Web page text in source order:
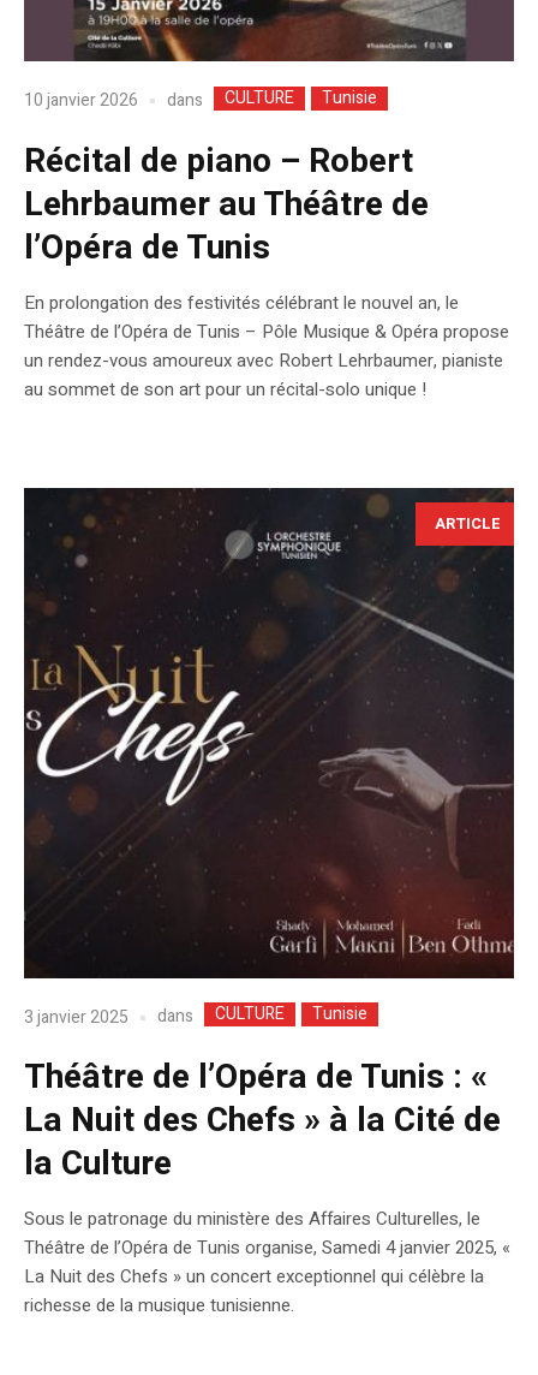
10 janvier 2026 dans CULTURE Tunisie
Récital de piano – Robert
Lehrbaumer au Théâtre de
l’Opéra de Tunis
​En prolongation des festivités célébrant le nouvel an, le
Théâtre de l’Opéra de Tunis – Pôle Musique & Opéra propose
un rendez-vous amoureux avec Robert Lehrbaumer, pianiste
au sommet de son art pour un récital-solo unique !
ARTICLE
3 janvier 2025 dans CULTURE Tunisie
‎Théâtre de l’Opéra de Tunis : «
La Nuit des Chefs » à la Cité de
la Culture
Sous le patronage du ministère des Affaires Culturelles, le
Théâtre de l’Opéra de Tunis organise, Samedi 4 janvier 2025, «
La Nuit des Chefs » un concert exceptionnel qui célèbre la
richesse de la musique tunisienne.